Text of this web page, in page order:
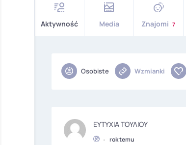
Aktywność Media Znajomi 7
Osobiste Wzmianki
ΕΥΤΥΧΙΑ ΤΟΥΛΙΟΥ
• rok temu